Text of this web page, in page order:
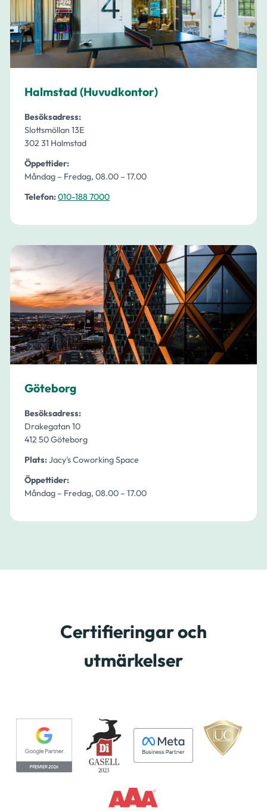
Halmstad (Huvudkontor)
Besöksadress:
Slottsmöllan 13E
302 31 Halmstad
Öppettider:
Måndag – Fredag, 08.00 – 17.00
Telefon:010-188 7000
Göteborg
Besöksadress:
Drakegatan 10
412 50 Göteborg
Plats:Jacy's Coworking Space
Öppettider:
Måndag – Fredag, 08.00 – 17.00
Certifieringar och
utmärkelser